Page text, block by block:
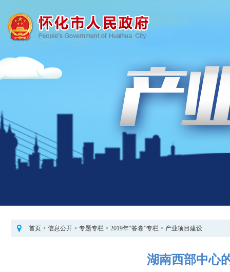
首页> 信息公开> 专题专栏> 2019年“答卷”专栏> 产业项目建设
湖南西部中心